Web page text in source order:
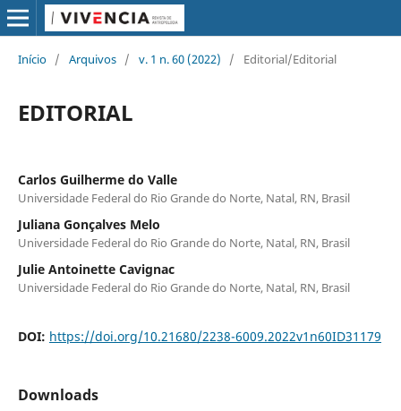
Início / Arquivos / v. 1 n. 60 (2022) / Editorial/Editorial
EDITORIAL
Carlos Guilherme do Valle
Universidade Federal do Rio Grande do Norte, Natal, RN, Brasil
Juliana Gonçalves Melo
Universidade Federal do Rio Grande do Norte, Natal, RN, Brasil
Julie Antoinette Cavignac
Universidade Federal do Rio Grande do Norte, Natal, RN, Brasil
DOI: https://doi.org/10.21680/2238-6009.2022v1n60ID31179
Downloads